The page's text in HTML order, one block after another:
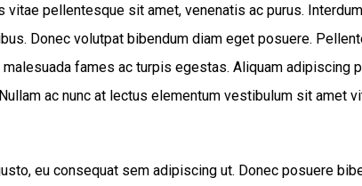
vitae pellentesque sit amet, venenatis ac purus.
Donec volutpat bibendum diam eget posuere.
fames ac turpis egestas. Aliquam adipiscing
ac nunc at lectus elementum vestibulum sit amet
eu consequat sem adipiscing ut. Donec posuere